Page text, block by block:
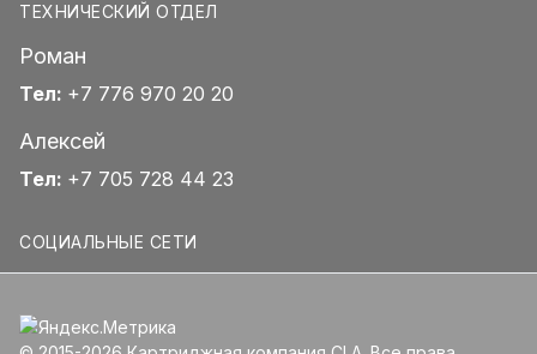
ТЕХНИЧЕСКИЙ ОТДЕЛ
Роман
Тел: +7 776 970 20 20
Алексей
Тел: +7 705 728 44 23
СОЦИАЛЬНЫЕ СЕТИ